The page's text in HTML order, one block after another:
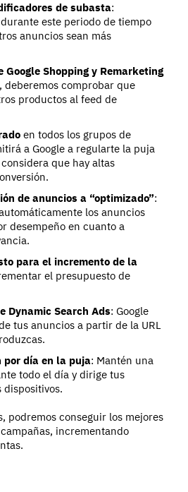
de subasta:
este periodo de tiempo
anuncios sean más
Google Shopping y Remarketing
deberemos comprobar que
productos al feed de
en todos los grupos de
a Google a regularte la puja
que hay altas
de anuncios a “optimizado”:
los anuncios
desempeño en cuanto a
para el incremento de la
el presupuesto de
Dynamic Search Ads: Google
tus anuncios a partir de la URL
día en la puja: Mantén una
todo el día y dirige tus
dispositivos.
podremos conseguir los mejores
incrementando